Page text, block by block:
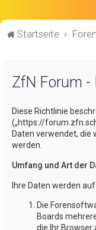
Startseite
ZfN Forum -
Diese Richtlinie
(„https://
Daten verwendet, die
werden.
Umfang und Art der
Ihre Daten werden
Die
Boards
die Ihr Browser